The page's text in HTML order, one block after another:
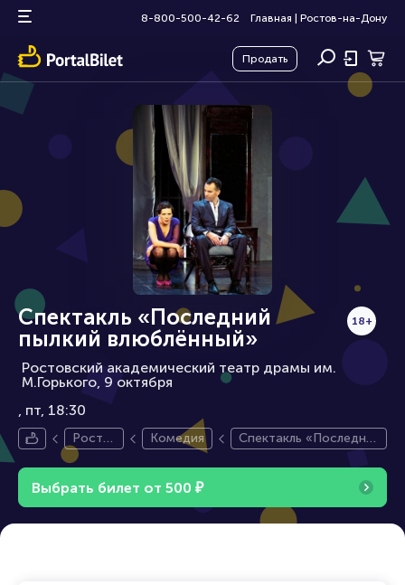
8-800-500-42-62 Главная Ростов-на-Дону
Продать
Спектакль «Последний
пылкий влюблённый»
Ростовский академический театр драмы им.
М.Горького, 9 октября
18+
пт, 18:30
Росто
в-на-Д
ону
Комедия
Спектакль «Последни
Выбрать билет от 500 ₽